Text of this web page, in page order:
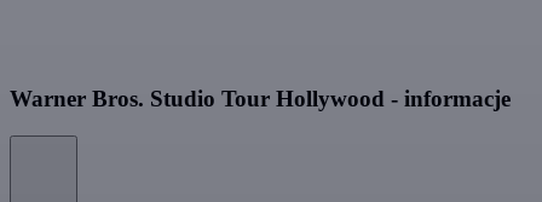
Warner Bros. Studio Tour Hollywood - informacje